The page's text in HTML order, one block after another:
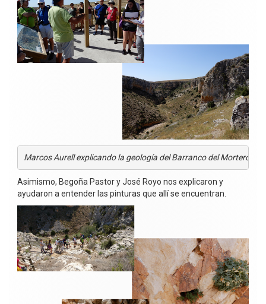
Marcos Aurell explicando la geología del Barranco del Mortero y
Asimismo, Begoña Pastor y José Royo nos explicaron y
ayudaron a entender las pinturas que allí se encuentran.